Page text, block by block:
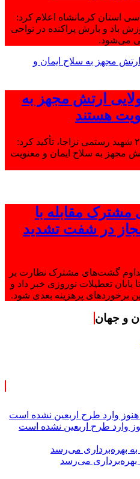
استان کرمانشاه اعلام کرد:
باد و بارش پراکنده در نواحی
می‌شود.
ارتش مجهز به
هستند
خرم‌آباد – فرمانده تیپ ۲۸۴ شهید رستمی نزاجا، تأکید کرد:
مجهز به سلاح ایمان و معنویت
مقابله با
در شفت تشدید
گشت‌های مشترک نظارت بر
تعطیلات نوروزی خبر داد و
برخوردهای پرهزینه بعدی شود.
و جهان
بهره‌برداری می‌رسد